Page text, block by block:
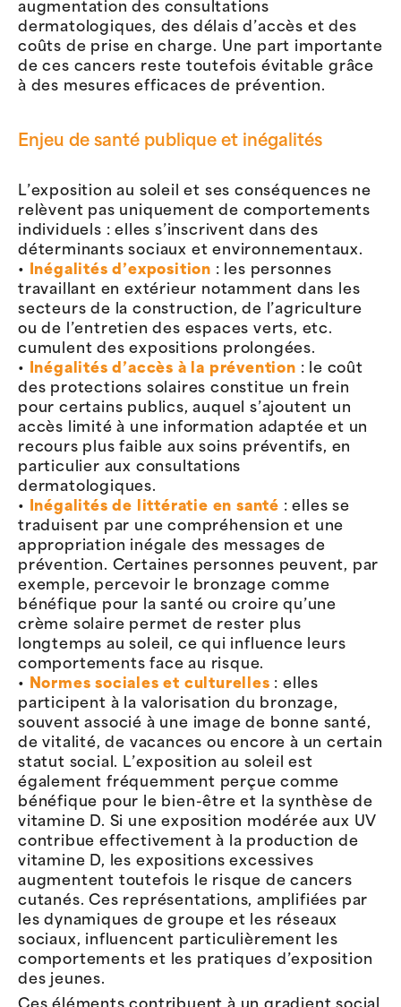
augmentation des consultations
dermatologiques, des délais d’accès et des
coûts de prise en charge. Une part importante
de ces cancers reste toutefois évitable grâce
à des mesures efficaces de prévention.
Enjeu de santé publique et inégalités
L’exposition au soleil et ses conséquences ne
relèvent pas uniquement de comportements
individuels : elles s’inscrivent dans des
déterminants sociaux et environnementaux.
•
Inégalités d’exposition : les personnes
travaillant en extérieur notamment dans les
secteurs de la construction, de l’agriculture
ou de l’entretien des espaces verts, etc.
cumulent des expositions prolongées.
•
Inégalités d’accès à la prévention : le coût
des protections solaires constitue un frein
pour certains publics, auquel s’ajoutent un
accès limité à une information adaptée et un
recours plus faible aux soins préventifs, en
particulier aux consultations
dermatologiques.
•
Inégalités de littératie en santé : elles se
traduisent par une compréhension et une
appropriation inégale des messages de
prévention. Certaines personnes peuvent, par
exemple, percevoir le bronzage comme
bénéfique pour la santé ou croire qu’une
crème solaire permet de rester plus
longtemps au soleil, ce qui influence leurs
comportements face au risque.
•
Normes sociales et culturelles : elles
participent à la valorisation du bronzage,
souvent associé à une image de bonne santé,
de vitalité, de vacances ou encore à un certain
statut social. L’exposition au soleil est
également fréquemment perçue comme
bénéfique pour le bien-être et la synthèse de
vitamine D. Si une exposition modérée aux UV
contribue effectivement à la production de
vitamine D, les expositions excessives
augmentent toutefois le risque de cancers
cutanés. Ces représentations, amplifiées par
les dynamiques de groupe et les réseaux
sociaux, influencent particulièrement les
comportements et les pratiques d’exposition
des jeunes.